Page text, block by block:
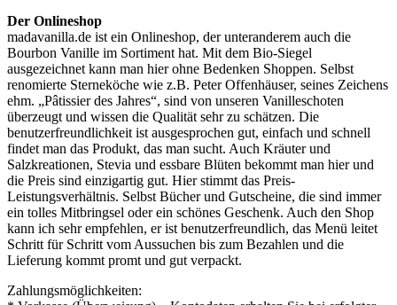
Der Onlineshop
madavanilla.de ist ein Onlineshop, der unteranderem auch die
Bourbon Vanille im Sortiment hat. Mit dem Bio-Siegel
ausgezeichnet kann man hier ohne Bedenken Shoppen. Selbst
renomierte Sterneköche wie z.B. Peter Offenhäuser, seines Zeichens
ehm. „Pâtissier des Jahres“, sind von unseren Vanilleschoten
überzeugt und wissen die Qualität sehr zu schätzen. Die
benutzerfreundlichkeit ist ausgesprochen gut, einfach und schnell
findet man das Produkt, das man sucht. Auch Kräuter und
Salzkreationen, Stevia und essbare Blüten bekommt man hier und
die Preis sind einzigartig gut. Hier stimmt das Preis-
Leistungsverhältnis. Selbst Bücher und Gutscheine, die sind immer
ein tolles Mitbringsel oder ein schönes Geschenk. Auch den Shop
kann ich sehr empfehlen, er ist benutzerfreundlich, das Menü leitet
Schritt für Schritt vom Aussuchen bis zum Bezahlen und die
Lieferung kommt promt und gut verpackt.
Zahlungsmöglichkeiten: